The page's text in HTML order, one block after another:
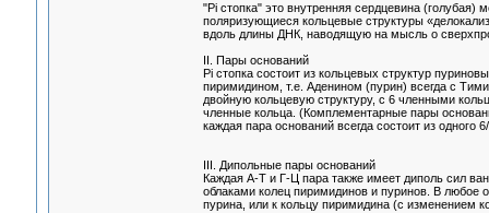
"Pi стопка" это внутренняя сердцевина
поляризующиеся кольцевые структуры
вдоль длины ДНК, наводящую на мысль о
II. Пары оснований
Pi стопка состоит из кольцевых структур
пиримидином, т.е. Аденином (пурин) всегда с
двойную кольцевую структуру, с 6 членными
членные кольца. (Комплементарные пары
каждая пара оснований всегда состоит из одного
III. Дипольные пары оснований
Каждая A-T и Г-Ц пара также имеет диполь сил
облаками колец пиримидинов и пуринов. В любое
пурина, или к кольцу пиримидина (с изменением